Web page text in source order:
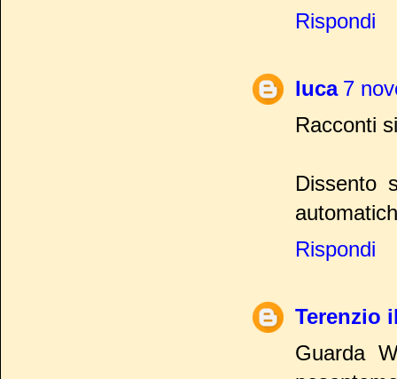
Rispondi
luca 7
Racconti
Dissento
Rispondi
Terenzio
Guarda